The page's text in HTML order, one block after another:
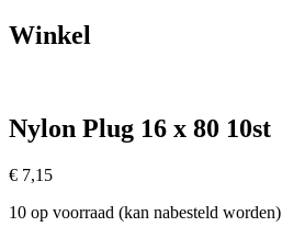
Winkel
Nylon Plug 16 x 80 10st
€ 7,15
10 op voorraad (kan nabesteld worden)